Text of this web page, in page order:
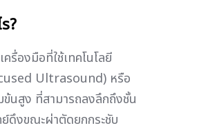
?
องมือที่ใช้เทคโนโลยี
Ultrasound) หรือ
ข้นสูง ที่สามารถลงลึกถึงชั้น
ดึงขณะผ่าตัดยกกระชับ